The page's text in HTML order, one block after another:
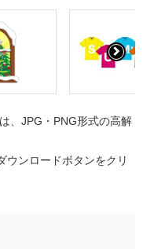
、JPG・PNG形式の高解
ウンロードボタンをクリ